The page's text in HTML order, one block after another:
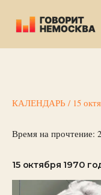
содержимому
КАЛЕНДАРЬ / 15
Время на прочтение: 2
15 октября 1970